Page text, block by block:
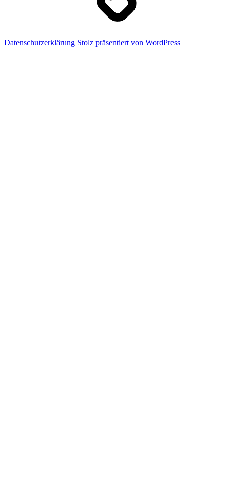
Datenschutzerklärung Stolz präsentiert von WordPress